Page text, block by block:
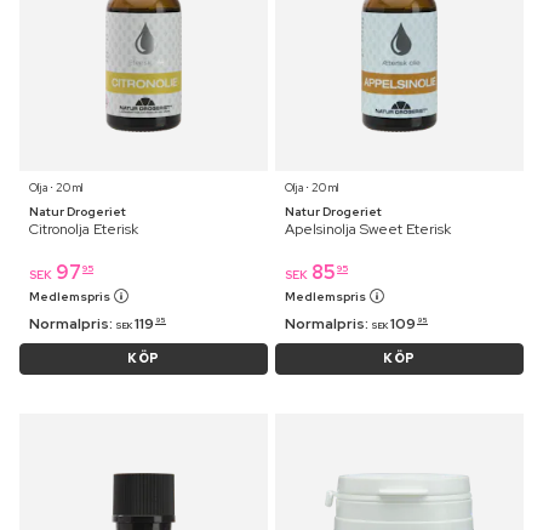
Olja ⋅ 20 ml
Natur Drogeriet
Citronolja Eterisk
SEK 97 95
Medlemspris
Normalpris: SEK 119 95
KÖP
Olja ⋅ 20 ml
Natur Drogeriet
Apelsinolja Sweet Eterisk
SEK 85 95
Medlemspris
Normalpris: SEK 109 95
KÖP